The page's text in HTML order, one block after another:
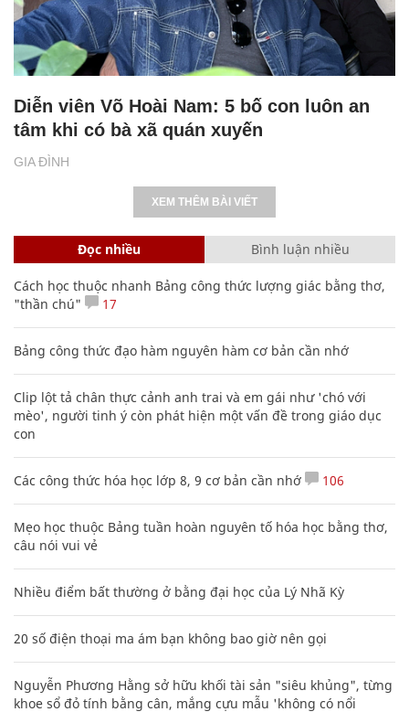
GIA ĐÌNH
Diễn viên Võ Hoài Nam: 5 bố con luôn an
tâm khi có bà xã quán xuyến
XEM THÊM BÀI VIẾT
Đọc nhiều Bình luận nhiều
Cách học thuộc nhanh Bảng công thức lượng giác bằng thơ,
"thần chú"
17
Bảng công thức đạo hàm nguyên hàm cơ bản cần nhớ
Clip lột tả chân thực cảnh anh trai và em gái như 'chó với
mèo', người tinh ý còn phát hiện một vấn đề trong giáo dục
con
Các công thức hóa học lớp 8, 9 cơ bản cần nhớ 106
Mẹo học thuộc Bảng tuần hoàn nguyên tố hóa học bằng thơ,
câu nói vui vẻ
Nhiều điểm bất thường ở bằng đại học của Lý Nhã Kỳ
20 số điện thoại ma ám bạn không bao giờ nên gọi
Nguyễn Phương Hằng sở hữu khối tài sản "siêu khủng", từng
khoe sổ đỏ tính bằng cân, mắng cựu mẫu 'không có nổi